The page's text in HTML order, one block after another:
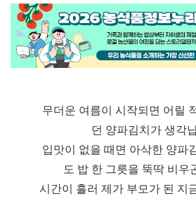
무더운 여름이 시작되면 어릴
던 양파김치가 생각
입맛이 없을 때면 아삭한 양파
도 밥 한 그릇을 뚝딱 비우
시간이 흘러 제가 부모가 된 지